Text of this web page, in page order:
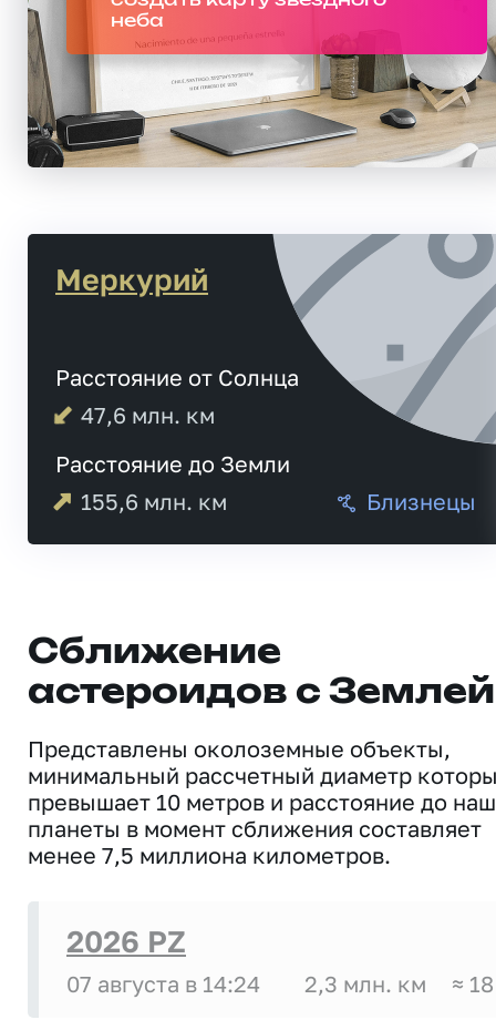
неба
Меркурий
Расстояние от Солнца
47,6 млн. км
Расстояние до Земли
155,6 млн. км Близнецы
Сближение
астероидов с Землей
Представлены околоземные объекты,
минимальный рассчетный диаметр
превышает 10 метров и расстояние до
планеты в момент сближения составляет
менее 7,5 миллиона километров.
2026 PZ
07 августа в 14:24 2,3 млн. км ≈